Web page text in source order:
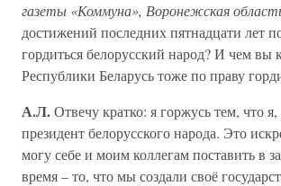
газеты «Коммуна», Воронежская
достижений последних пятнадцати лет
гордиться белорусский народ? И чем вы
Республики Беларусь тоже по праву
А.Л.Отвечу кратко: я горжусь тем, что
президент белорусского народа. Это
могу себе и моим коллегам поставить в
время – то, что мы создали своё